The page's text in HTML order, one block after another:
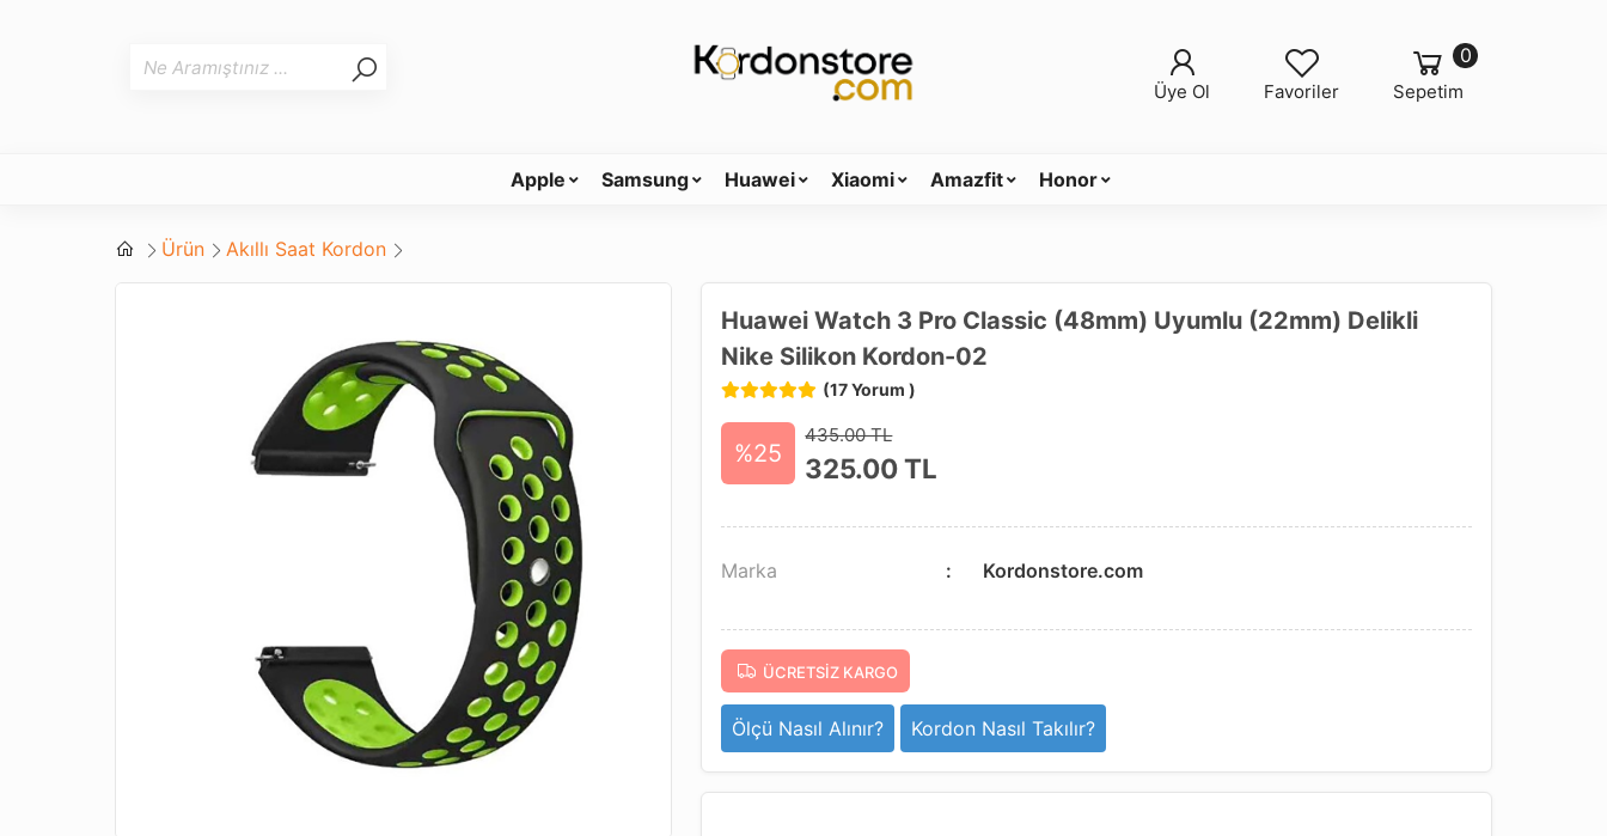
Sepetim
0
Favoriler
Üye Ol
Apple Samsung Huawei Xiaomi Amazfit Honor
Ürün Akıllı Saat Kordon
Huawei Watch 3 Pro Classic (48mm) Uyumlu (22mm) Delikli
Nike Silikon Kordon-02
(17 Yorum )
%25
435.00 TL
325.00TL
Marka Kordonstore.com
ÜCRETSIZ KARGO
Ölçü Nasıl Alınır? Kordon Nasıl Takılır?